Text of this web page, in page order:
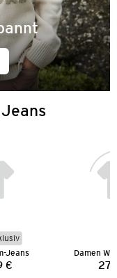
Jeans
€
Damen